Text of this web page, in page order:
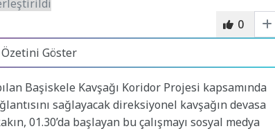
0
Özetini Göster
Başiskele Kavşağı Koridor Projesi kapsamında
sağlayacak direksiyonel kavşağın devasa
01.30’da başlayan bu çalışmayı sosyal medya